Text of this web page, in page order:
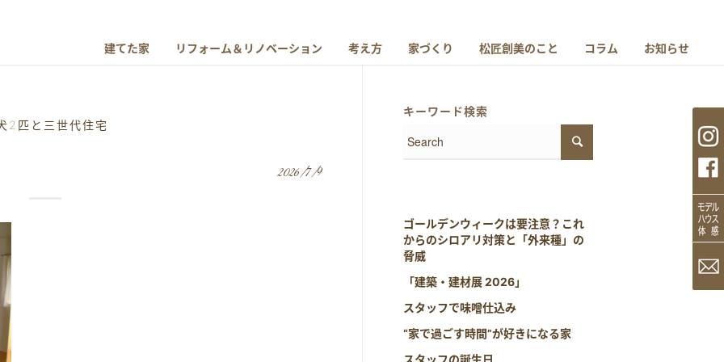
建てた家 リフォーム＆リノベーション 考え方 家づくり 松匠創美のこと コラム お知らせ
2匹と三世代住宅
2026/7/9
キーワード検索
ゴールデンウィークは要注意？これ
からのシロアリ対策と「外来種」の
脅威
「建築・建材展 2026」
スタッフで味噌仕込み
“家で過ごす時間”が好きになる家
スタッフの誕生日